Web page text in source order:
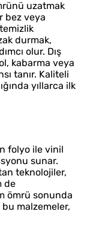
uzatmak
bez veya
durmak,
olur. Dış
kabarma veya
tanır. Kaliteli
yıllarca ilk
folyo ile vinil
sunar.
teknolojiler,
de
ömrü sonunda
malzemeler,